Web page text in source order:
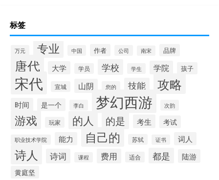
标签
万元 专业 中国 作者 公司 南宋 品牌
唐代 大学 学员 学校 学生 学院 孩子
宋代 宣城 山阴 您的 技能 攻略
时间 是一个 李白 梦幻西游 次韵
游戏 玩家 的人 的是 考生 考试
职业技术学院 能力 自己的 苏轼 证书 词人
诗人 诗词 课程 费用 适合 都是 陆游
黄庭坚